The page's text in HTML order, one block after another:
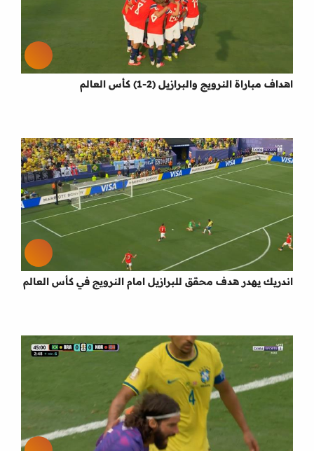
اهداف مباراة النرويج والبرازيل (2-1) كأس العالم
اندريك يهدر هدف محقق للبرازيل امام النرويج في كأس العالم